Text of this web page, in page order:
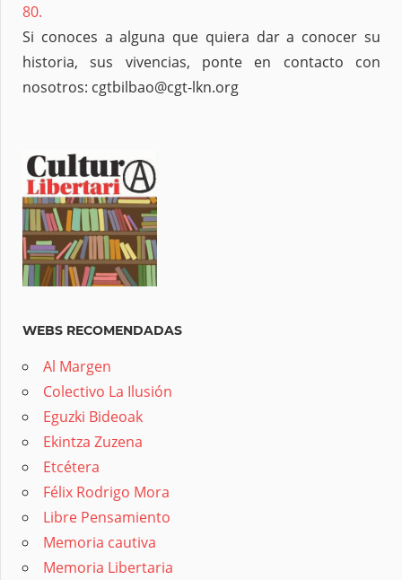
80.
Si conoces a alguna que quiera dar a conocer su
historia, sus vivencias, ponte en contacto con
nosotros: cgtbilbao@cgt-lkn.org
WEBS RECOMENDADAS
Al Margen
Colectivo La Ilusión
Eguzki Bideoak
Ekintza Zuzena
Etcétera
Félix Rodrigo Mora
Libre Pensamiento
Memoria cautiva
Memoria Libertaria